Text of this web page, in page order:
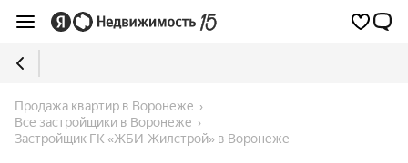
Продажа квартир в Воронеже
Все застройщики в Воронеже
Застройщик ГК «ЖБИ-Жилстрой» в Воронеже